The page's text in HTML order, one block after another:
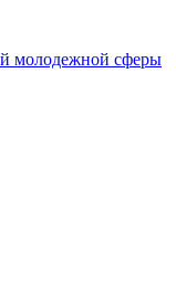
молодежной сферы